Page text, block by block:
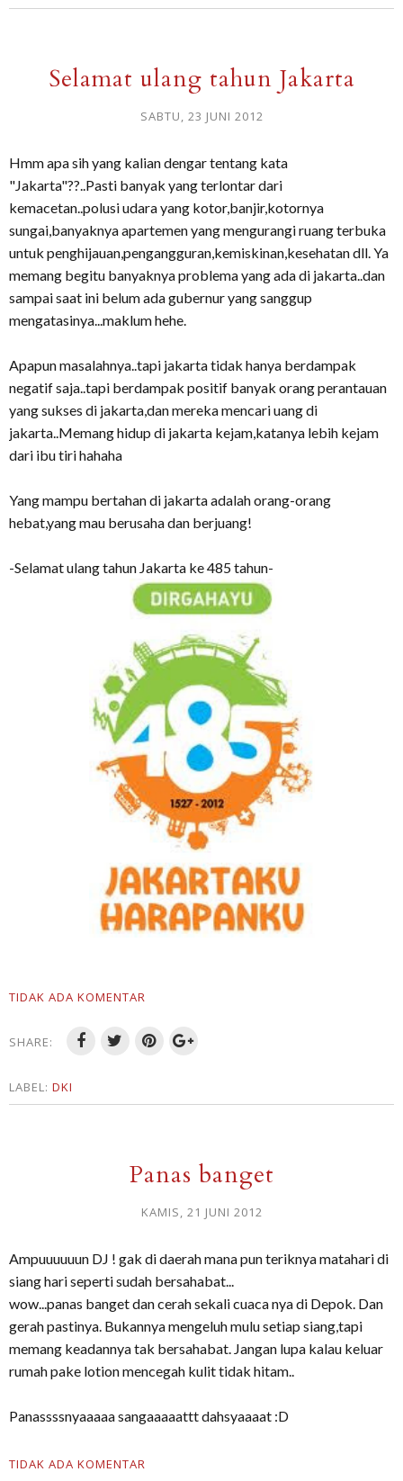
Selamat ulang tahun Jakarta
SABTU, 23 JUNI 2012
Hmm apa sih yang kalian dengar tentang kata
"Jakarta"??..Pasti banyak yang terlontar dari
kemacetan..polusi udara yang kotor,banjir,kotornya
sungai,banyaknya apartemen yang mengurangi ruang terbuka
untuk penghijauan,pengangguran,kemiskinan,kesehatan dll. Ya
memang begitu banyaknya problema yang ada di jakarta..dan
sampai saat ini belum ada gubernur yang sanggup
mengatasinya...maklum hehe.
Apapun masalahnya..tapi jakarta tidak hanya berdampak
negatif saja..tapi berdampak positif banyak orang perantauan
yang sukses di jakarta,dan mereka mencari uang di
jakarta..Memang hidup di jakarta kejam,katanya lebih kejam
dari ibu tiri hahaha
Yang mampu bertahan di jakarta adalah orang-orang
hebat,yang mau berusaha dan berjuang!
-Selamat ulang tahun Jakarta ke 485 tahun-
TIDAK ADA KOMENTAR
SHARE:
LABEL: DKI
Panas banget
KAMIS, 21 JUNI 2012
Ampuuuuuun DJ ! gak di daerah mana pun teriknya matahari di
siang hari seperti sudah bersahabat...
wow...panas banget dan cerah sekali cuaca nya di Depok. Dan
gerah pastinya. Bukannya mengeluh mulu setiap siang,tapi
memang keadannya tak bersahabat. Jangan lupa kalau keluar
rumah pake lotion mencegah kulit tidak hitam..
Panassssnyaaaaa sangaaaaattt dahsyaaaat :D
TIDAK ADA KOMENTAR